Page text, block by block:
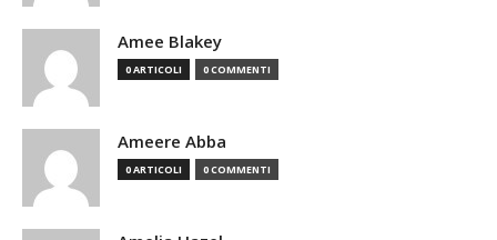
Amee Blakey
0 ARTICOLI 0 COMMENTI
Ameere Abba
0 ARTICOLI 0 COMMENTI